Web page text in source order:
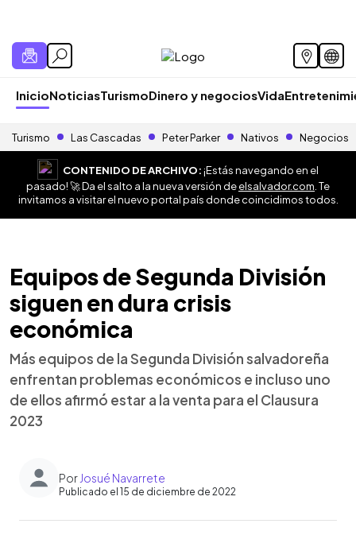
InicioNoticiasTurismoDinero y negociosVida
Turismo Las Cascadas Peter Parker Nativos Negocios
CONTENIDO DE ARCHIVO:¡Estás navegando en el
pasado! 🚀 Da el salto a la nueva versión deelsalvador.com . Te
invitamos a visitar el nuevo portal país donde coincidimos todos.
Equipos de Segunda División
siguen en dura crisis
económica
Más equipos de la Segunda División salvadoreña
enfrentan problemas económicos e incluso uno
de ellos afirmó estar a la venta para el Clausura
2023
Por Josué Navarrete
Publicado el 15 de diciembre de 2022